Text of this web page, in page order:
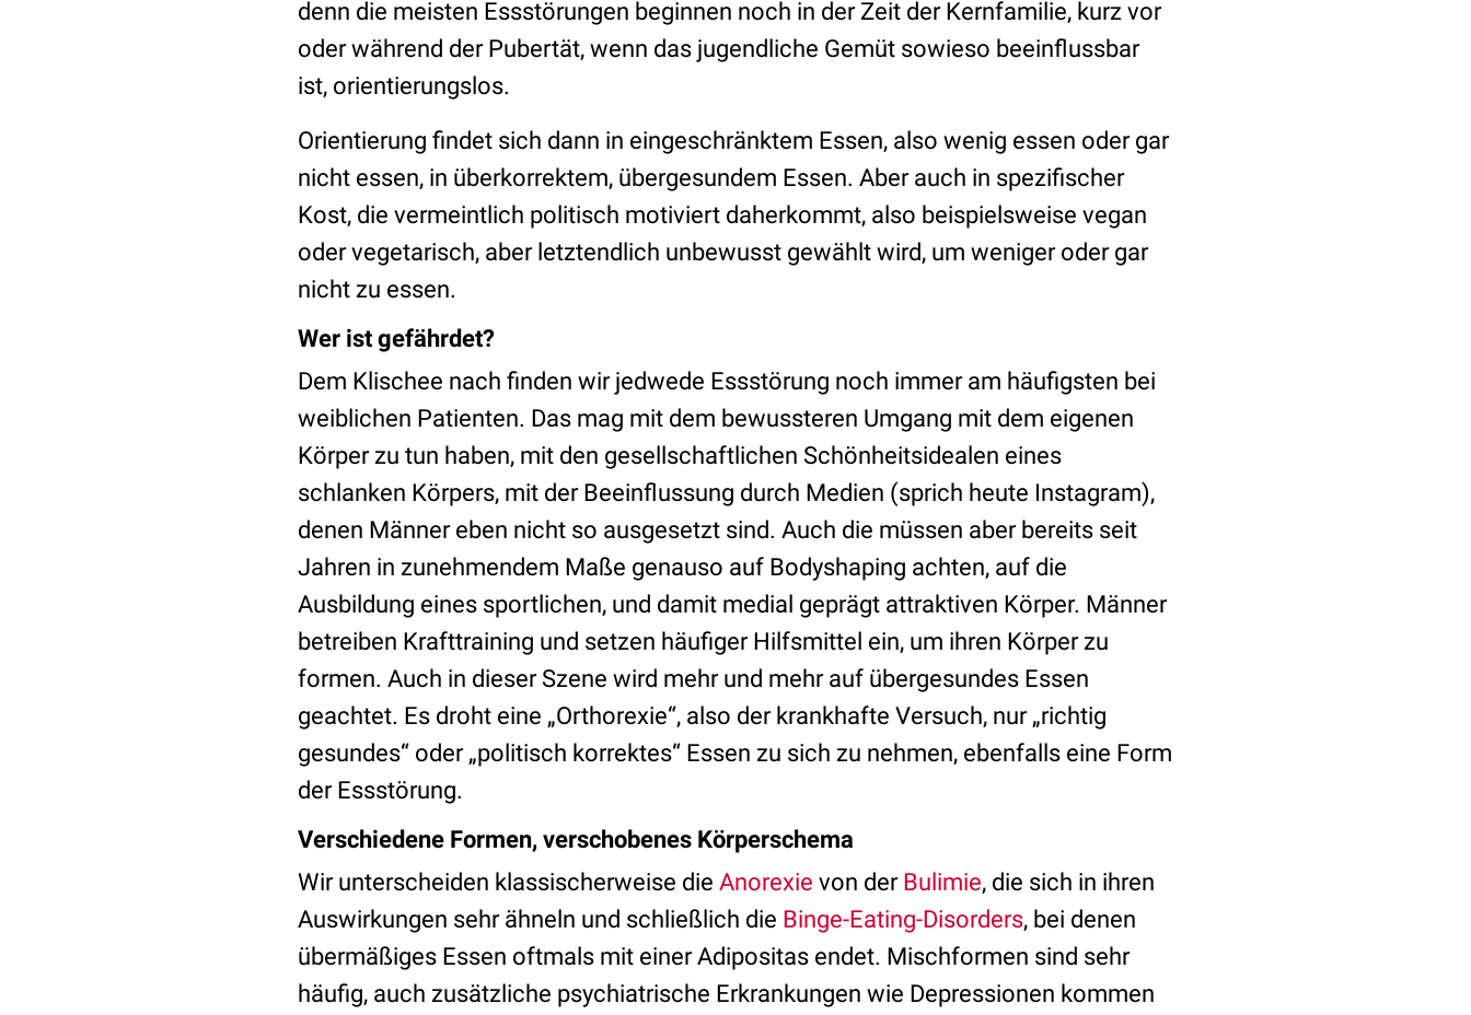
denn die meisten Essstörungen beginnen noch in der Zeit der Kernfamilie, kurz vor
oder während der Pubertät, wenn das jugendliche Gemüt sowieso beeinflussbar
ist, orientierungslos.
Orientierung findet sich dann in eingeschränktem Essen, also wenig essen oder gar
nicht essen, in überkorrektem, übergesundem Essen. Aber auch in spezifischer
Kost, die vermeintlich politisch motiviert daherkommt, also beispielsweise vegan
oder vegetarisch, aber letztendlich unbewusst gewählt wird, um weniger oder gar
nicht zu essen.
Wer ist gefährdet?
Dem Klischee nach finden wir jedwede Essstörung noch immer am häufigsten bei
weiblichen Patienten. Das mag mit dem bewussteren Umgang mit dem eigenen
Körper zu tun haben, mit den gesellschaftlichen Schönheitsidealen eines
schlanken Körpers, mit der Beeinflussung durch Medien (sprich heute Instagram),
denen Männer eben nicht so ausgesetzt sind. Auch die müssen aber bereits seit
Jahren in zunehmendem Maße genauso auf Bodyshaping achten, auf die
Ausbildung eines sportlichen, und damit medial geprägt attraktiven Körper. Männer
betreiben Krafttraining und setzen häufiger Hilfsmittel ein, um ihren Körper zu
formen. Auch in dieser Szene wird mehr und mehr auf übergesundes Essen
geachtet. Es droht eine „Orthorexie“, also der krankhafte Versuch, nur „richtig
gesundes“ oder „politisch korrektes“ Essen zu sich zu nehmen, ebenfalls eine Form
der Essstörung.
Verschiedene Formen, verschobenes Körperschema
Wir unterscheiden klassischerweise die Anorexie von der Bulimie, die sich in ihren
Auswirkungen sehr ähneln und schließlich die Binge-Eating-Disorders, bei denen
übermäßiges Essen oftmals mit einer Adipositas endet. Mischformen sind sehr
häufig, auch zusätzliche psychiatrische Erkrankungen wie Depressionen kommen